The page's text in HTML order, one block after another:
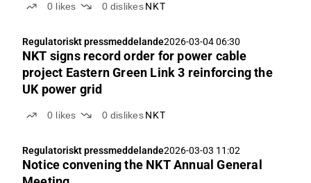
securities
0 likes 0 dislikes NKT
Regulatoriskt pressmeddelande2026-03-04 06:30
NKT signs record order for power cable
project Eastern Green Link 3 reinforcing the
UK power grid
0 likes 0 dislikes NKT
Regulatoriskt pressmeddelande2026-03-03 11:02
Notice convening the NKT Annual General